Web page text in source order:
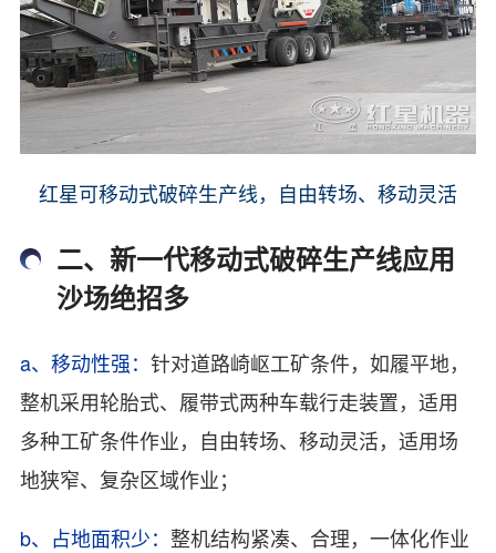
红星可移动式破碎生产线，自由转场、移动灵活
二、新一代移动式破碎生产线应用
沙场绝招多
a、移动性强： 针对道路崎岖工矿条件，如履平地，
整机采用轮胎式、履带式两种车载行走装置，适用
多种工矿条件作业，自由转场、移动灵活，适用场
地狭窄、复杂区域作业；
b、占地面积少： 整机结构紧凑、合理，一体化作业